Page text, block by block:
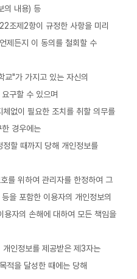
의 내용) 등
조제2항이 규정한 사항을 미리
제든지 이 동의를 철회할 수
교"가 가지고 있는 자신의
구할 수 있으며
없이 필요한 조치를 취할 의무를
경우에는
할 때까지 당해 개인정보를
를 위하여 관리자를 한정하여 그
을 포함한 이용자의 개인정보의
자의 손해에 대하여 모든 책임을
인정보를 제공받은 제3자는
적을 달성한 때에는 당해